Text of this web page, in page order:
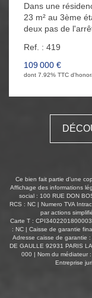
Dans une
23 m² au 3ème
deux pas de
très lumineuse
récente et d'une salle
parking en
Ref. : 419
109 000 €
dont 7.92% TTC
Ce bien fait partie d'une
Affichage des informations
social : 100 RUE DON
RCS : NC | Numero TVA
par actions
Carte T :
: NC | Caisse de garantie
Adresse caisse de garantie :
DE GAULLE 92931 PARIS
000 | Nom du médiateur
Entreprise